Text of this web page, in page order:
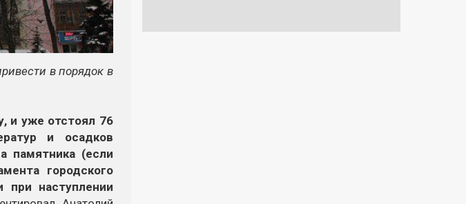
в порядок в
и уже отстоял 76
и осадков
памятника (если
городского
при наступлении